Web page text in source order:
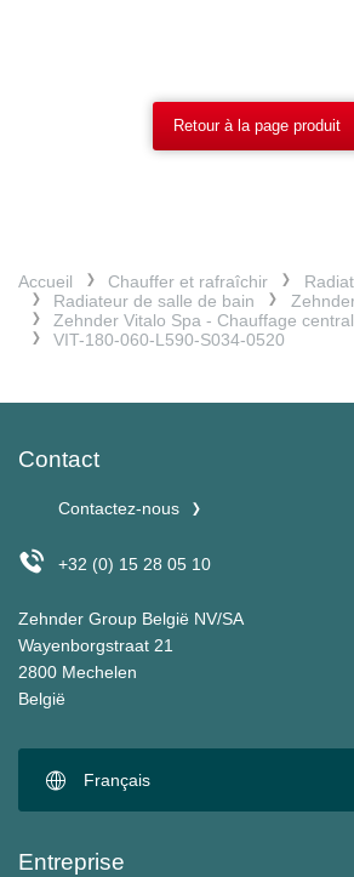
Retour à la page produit
Accueil Chauffer et rafraîchir
Radiateur de salle de bain
Zehnder Vitalo Spa - Chauffage central
VIT-180-060-L590-S034-0520
Contact
Contactez-nous
+32 (0) 15 28 05 10
Zehnder Group België NV/SA
Wayenborgstraat 21
2800 Mechelen
België
Français
Entreprise